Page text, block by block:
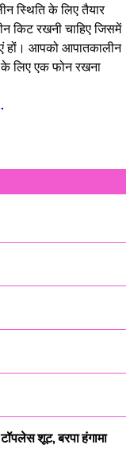
स्थिति के लिए तैयार
किट रखनी चाहिए जिसमें
हों। आपको आपातकालीन
के लिए एक फोन रखना
शूट, बरपा हंगामा